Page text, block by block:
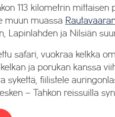
113 kilometrin mittaisen
muun muassa
Lapinlahden ja Nilsiän
safari, vuokraa kelkka
ja porukan kanssa
sykettä, fiilistele
– Tahkon reissuilla